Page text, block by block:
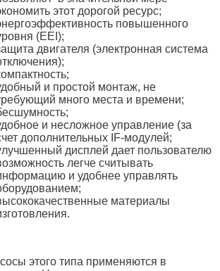
этот дорогой ресурс;
повышенного
(EEI);
двигателя (электронная система
и простой монтаж, не
много места и времени;
и несложное управление (за
дополнительных IF-модулей;
дисплей дает пользователю
легче считывать
и удобнее управлять
материалы
этого типа применяются в